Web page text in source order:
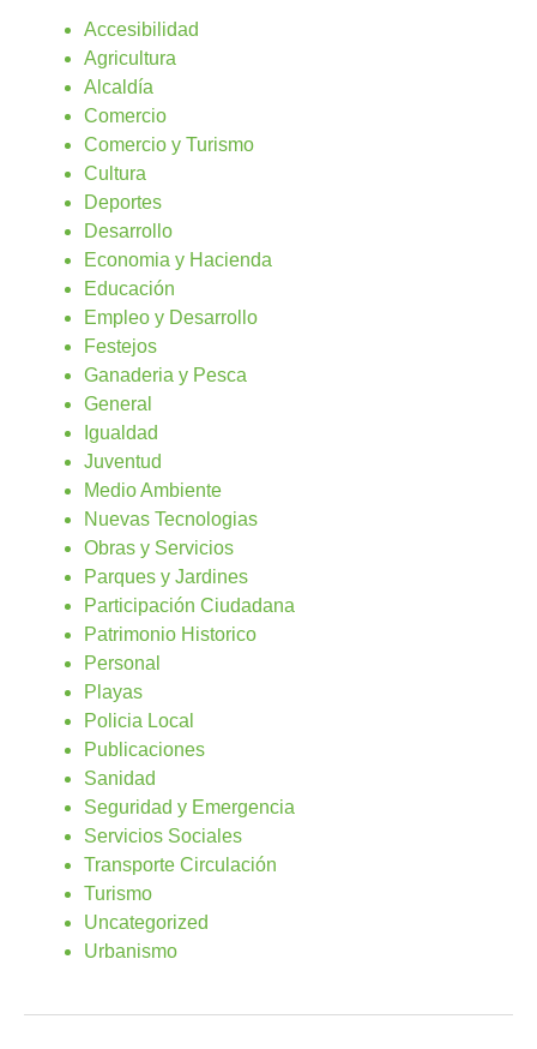
Accesibilidad
Agricultura
Alcaldía
Comercio
Comercio y Turismo
Cultura
Deportes
Desarrollo
Economia y Hacienda
Educación
Empleo y Desarrollo
Festejos
Ganaderia y Pesca
General
Igualdad
Juventud
Medio Ambiente
Nuevas Tecnologias
Obras y Servicios
Parques y Jardines
Participación Ciudadana
Patrimonio Historico
Personal
Playas
Policia Local
Publicaciones
Sanidad
Seguridad y Emergencia
Servicios Sociales
Transporte Circulación
Turismo
Uncategorized
Urbanismo